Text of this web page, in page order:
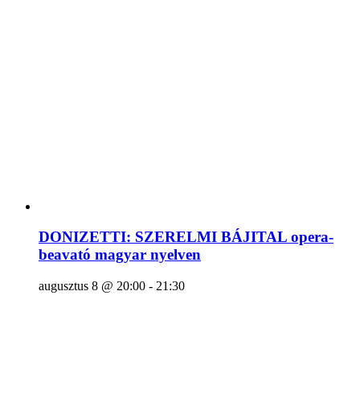
DONIZETTI: SZERELMI BÁJITAL opera-
beavató magyar nyelven
augusztus 8 @ 20:00 - 21:30